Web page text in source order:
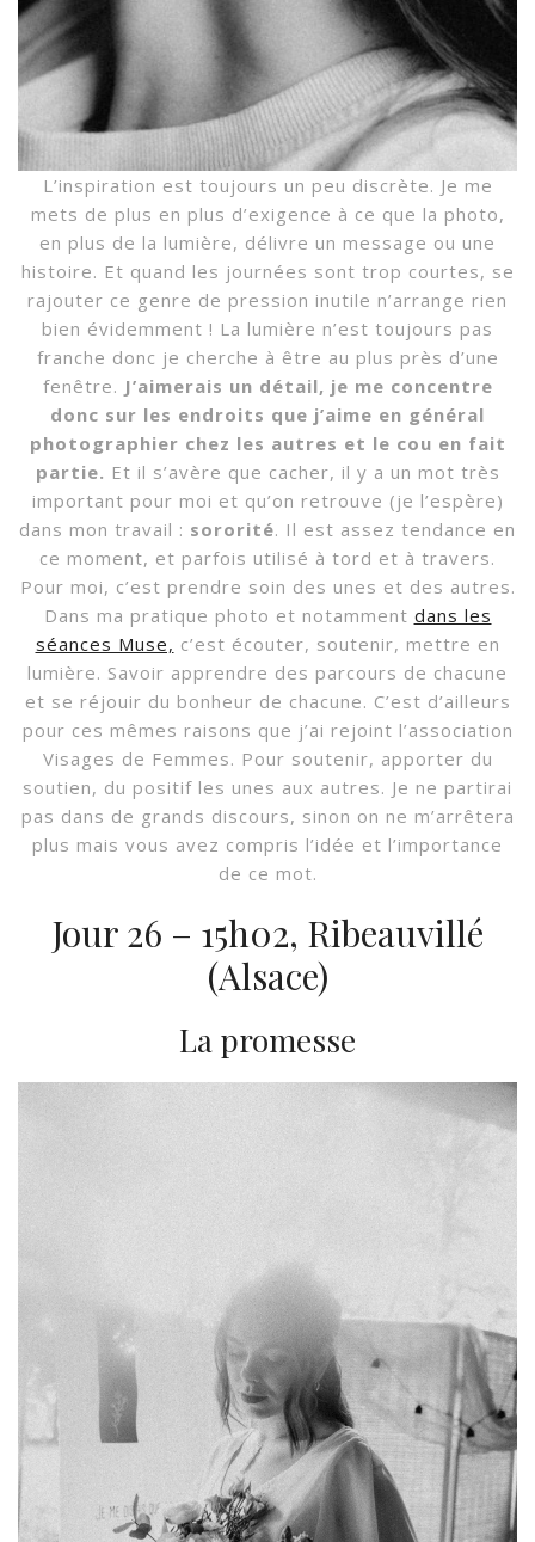
L’inspiration est toujours un peu discrète. Je me
mets de plus en plus d’exigence à ce que la photo,
en plus de la lumière, délivre un message ou une
histoire. Et quand les journées sont trop courtes, se
rajouter ce genre de pression inutile n’arrange rien
bien évidemment ! La lumière n’est toujours pas
franche donc je cherche à être au plus près d’une
fenêtre. J’aimerais un détail, je me concentre
donc sur les endroits que j’aime en général
photographier chez les autres et le cou en fait
partie. Et il s’avère que cacher, il y a un mot très
important pour moi et qu’on retrouve (je l’espère)
dans mon travail : sororité. Il est assez tendance en
ce moment, et parfois utilisé à tord et à travers.
Pour moi, c’est prendre soin des unes et des autres.
Dans ma pratique photo et notamment dans les
séances Muse, c’est écouter, soutenir, mettre en
lumière. Savoir apprendre des parcours de chacune
et se réjouir du bonheur de chacune. C’est d’ailleurs
pour ces mêmes raisons que j’ai rejoint l’association
Visages de Femmes. Pour soutenir, apporter du
soutien, du positif les unes aux autres. Je ne partirai
pas dans de grands discours, sinon on ne m’arrêtera
plus mais vous avez compris l’idée et l’importance
de ce mot.
Jour 26 – 15h02, Ribeauvillé
(Alsace)
La promesse